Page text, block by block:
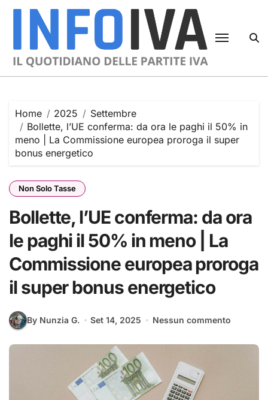
Skip
Home 2025
Settembre
Bollette, l’UE conferma: da ora le paghi il 50% in
meno | La Commissione europea proroga il super
bonus energetico
Non Solo Tasse
Bollette, l’UE conferma: da ora
le paghi il 50% in meno | La
Commissione europea proroga
il super bonus energetico
By Nunzia G. Set 14, 2025 Nessun commento